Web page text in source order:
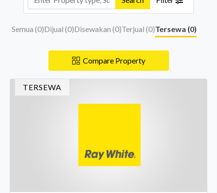
Semua (0)Dijual (0)Disewakan (0)Terjual (0)Tersewa (0)
Compare Property
TERSEWA